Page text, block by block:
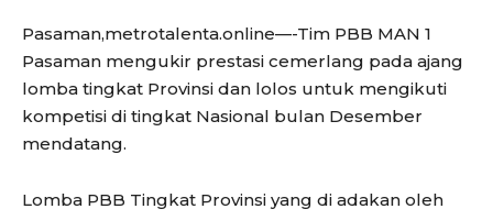
Pasaman,metrotalenta.online—-Tim PBB MAN 1
Pasaman mengukir prestasi cemerlang pada ajang
lomba tingkat Provinsi dan lolos untuk mengikuti
kompetisi di tingkat Nasional bulan Desember
mendatang.
Lomba PBB Tingkat Provinsi yang di adakan oleh